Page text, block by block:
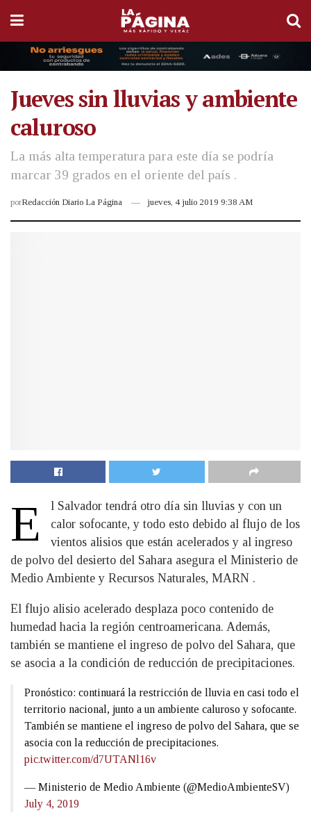
Jueves sin lluvias y ambiente
caluroso
La más alta temperatura para este día se podría
marcar 39 grados en el oriente del país .
porRedacción Diario La Página jueves, 4 julio 2019 9:38 AM
E
l Salvador tendrá otro día sin lluvias y con un
calor sofocante, y todo esto debido al flujo de los
vientos alisios que están acelerados y al ingreso
de polvo del desierto del Sahara asegura el Ministerio de
Medio Ambiente y Recursos Naturales, MARN .
El flujo alisio acelerado desplaza poco contenido de
humedad hacia la región centroamericana. Además,
también se mantiene el ingreso de polvo del Sahara, que
se asocia a la condición de reducción de precipitaciones.
Pronóstico: continuará la restricción de lluvia en casi todo el
territorio nacional, junto a un ambiente caluroso y sofocante.
También se mantiene el ingreso de polvo del Sahara, que se
asocia con la reducción de precipitaciones.
pic.twitter.com/d7UTANl16v
— Ministerio de Medio Ambiente (@MedioAmbienteSV)
July 4, 2019